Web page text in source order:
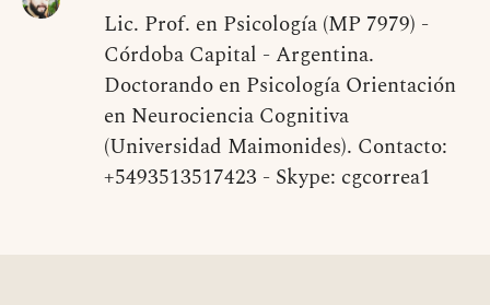
Lic. Prof. en Psicología (MP 7979) -
Córdoba Capital - Argentina.
Doctorando en Psicología Orientación
en Neurociencia Cognitiva
(Universidad Maimonides). Contacto:
+5493513517423 - Skype: cgcorrea1